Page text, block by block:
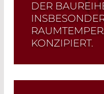
DER
KONZIPIERT.
Read More